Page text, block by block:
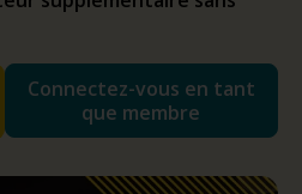
Connectez-vous en tant
que membre